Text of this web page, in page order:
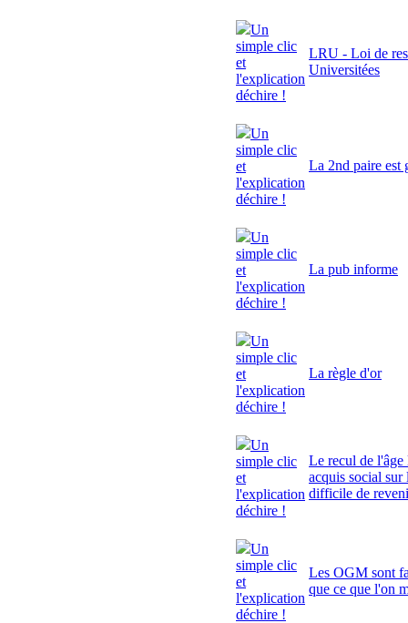
Un
simple clic
et
l'explication
déchire !
LRU - Loi de
Universitées
Un
simple clic
et
l'explication
déchire !
La 2nd paire est
Un
simple clic
et
l'explication
déchire !
La pub informe
Un
simple clic
et
l'explication
déchire !
La règle d'or
Un
simple clic
et
l'explication
déchire !
Le recul de l'âge
acquis social sur
difficile de
Un
simple clic
et
l'explication
déchire !
Les OGM sont
que ce que l'on